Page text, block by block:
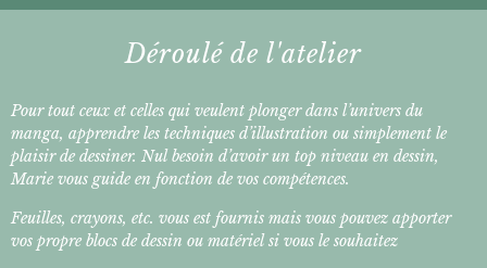
Déroulé de l'atelier
Pour tout ceux et celles qui veulent plonger dans l’univers du
manga, apprendre les techniques d’illustration ou simplement le
plaisir de dessiner. Nul besoin d’avoir un top niveau en dessin,
Marie vous guide en fonction de vos compétences.
Feuilles, crayons, etc. vous est fournis mais vous pouvez apporter
vos propre blocs de dessin ou matériel si vous le souhaitez